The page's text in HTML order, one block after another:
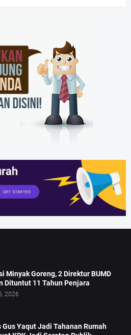
Minyak Goreng, 2 Direktur BUMD
Dituntut 11 Tahun Penjara
2026
Gus Yaqut Jadi Tahanan Rumah